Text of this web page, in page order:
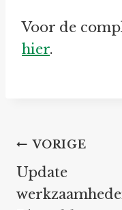
Voor de
hier.
Bericht
navigatie
VORIGE
Update